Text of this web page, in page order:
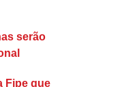
serão
Fipe que